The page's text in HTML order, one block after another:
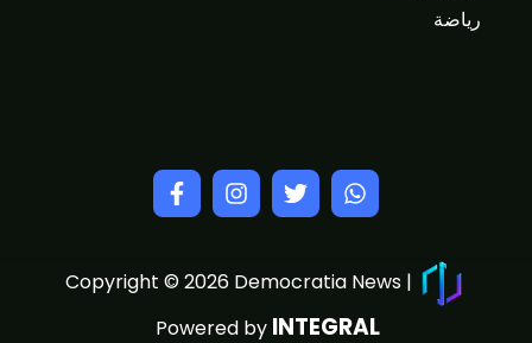
رياضة
Powered by INTEGRAL